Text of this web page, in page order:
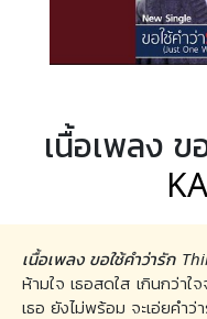
เนื้อเพลง ข
เนื้อเพลง ขอใช้คำว่ารัก
ห้ามใจ เธอสดใส เกินกว่าใ
เธอ ยังไม่พร้อม จะเอ่ยคำ